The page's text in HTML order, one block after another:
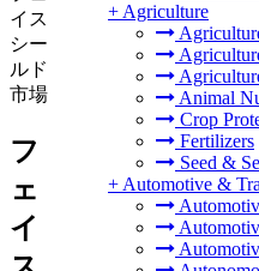
+ Agriculture
Animal
Crop
Fertilizers
Seed &
+ Automotive &
イス
シー
ルド
市場
フ
ェ
イ